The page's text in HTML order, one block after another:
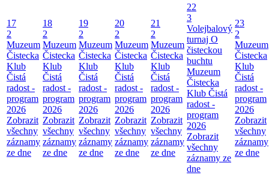
17
2
Muzeum
Čistecka
Klub
Čistá
radost -
program
2026
Zobrazit
všechny
záznamy
ze dne
18
2
Muzeum
Čistecka
Klub
Čistá
radost -
program
2026
Zobrazit
všechny
záznamy
ze dne
19
2
Muzeum
Čistecka
Klub
Čistá
radost -
program
2026
Zobrazit
všechny
záznamy
ze dne
20
2
Muzeum
Čistecka
Klub
Čistá
radost -
program
2026
Zobrazit
všechny
záznamy
ze dne
21
2
Muzeum
Čistecka
Klub
Čistá
radost -
program
2026
Zobrazit
všechny
záznamy
ze dne
22
3
Volejbalový
turnaj O
čisteckou
buchtu
Muzeum
Čistecka
Klub Čistá
radost -
program
2026
Zobrazit
všechny
záznamy ze
dne
23
2
Muzeum
Čistecka
Klub
Čistá
radost -
program
2026
Zobrazit
všechny
záznamy
ze dne